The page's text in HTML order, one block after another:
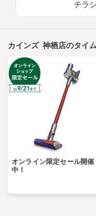
チラ
カインズ 神栖店のタイ
オンライン限定セール開催
中！